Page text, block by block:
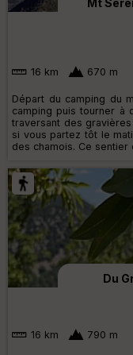
16 km 670 m
Départ du camping du
camping puis tourner à
traversant des
si vous partez tôt le
des chamois. Ce sentier
Du
16 km 790 m